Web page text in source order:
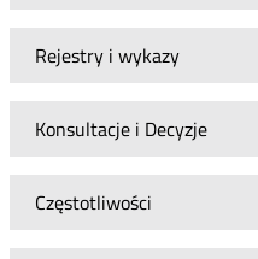
Rejestry i wykazy
Konsultacje i Decyzje
Częstotliwości